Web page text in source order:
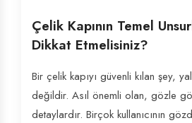
Çelik Kapının Temel
Dikkat Etmelisiniz?
Bir çelik kapıyı güvenli kılan şey,
değildir. Asıl önemli olan, gözle
detaylardır. Birçok kullanıcının